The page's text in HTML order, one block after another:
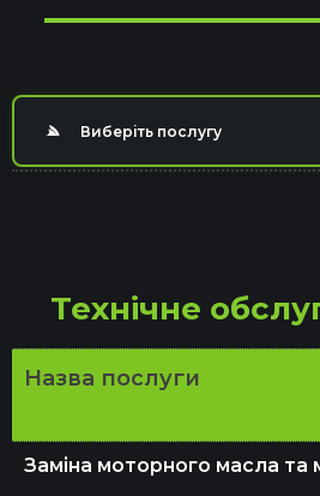
Виберіть послугу
Відновлення авто
Технічне
Назва послуги
Заміна моторного масла та